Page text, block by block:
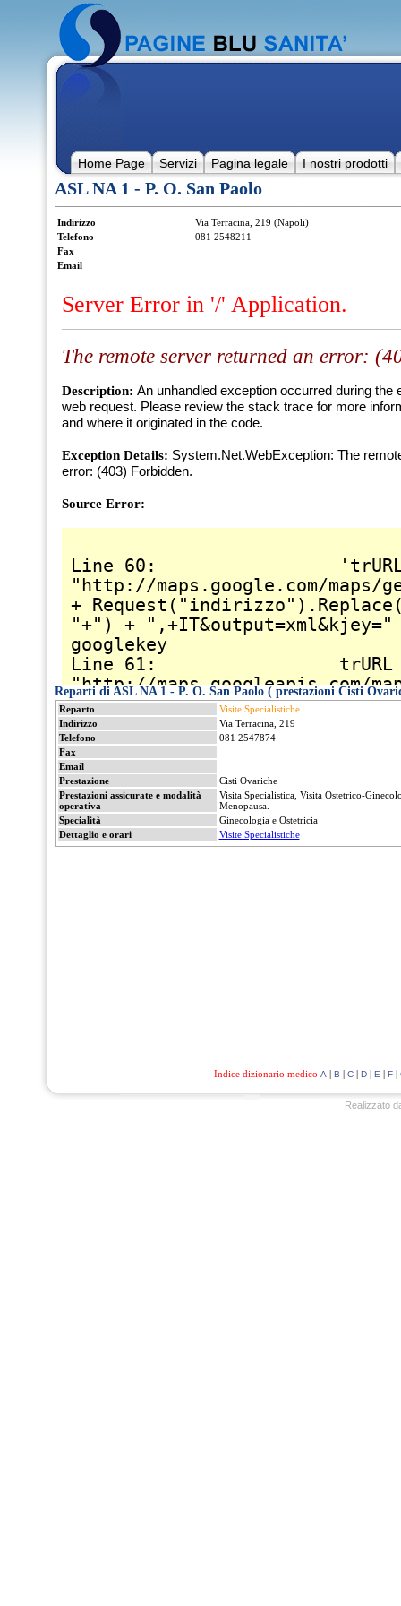
Home Page Servizi Pagina legale I nostri prodotti
ASL NA 1 - P. O. San Paolo
Indirizzo
Via Terracina, 219 (Napoli)
Telefono
081 2548211
Fax
Email
Reparti di ASL NA 1 - P. O. San Paolo ( prestazioni Cisti
Reparto
Visite Specialistiche
Indirizzo
Via Terracina, 219
Telefono
081 2547874
Fax
Email
Prestazione
Cisti Ovariche
Prestazioni assicurate e modalità
operativa
Visita Specialistica, Visita Ostetrico-
Menopausa.
Specialità
Ginecologia e Ostetricia
Dettaglio e orari
Visite Specialistiche
Indice dizionario medico A | B | C| D| E | F|
Realizzato